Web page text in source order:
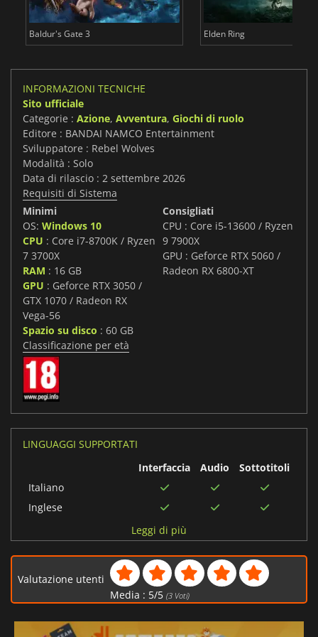
Total War WARHAMMER 3
INFORMAZIONI TECNICHE
Sito ufficiale
Categorie : Azione, Avventura, Giochi di ruolo
Editore : BANDAI NAMCO Entertainment
Sviluppatore : Rebel Wolves
Modalità : Solo
Data di rilascio : 2 settembre 2026
Requisiti di Sistema
Minimi
OS: Windows 10
CPU : Core i7-8700K / Ryzen
7 3700X
RAM : 16 GB
GPU : Geforce RTX 3050 /
GTX 1070 / Radeon RX
Vega-56
Spazio su disco : 60 GB
Consigliati
CPU : Core i5-13600 / Ryzen
9 7900X
GPU : Geforce RTX 5060 /
Radeon RX 6800-XT
Classificazione per età
LINGUAGGI SUPPORTATI
Interfaccia
Audio
Sottotitoli
Italiano
Inglese
brasiliano
Spagnolo
Ceco
Ungherese
Leggi di più
Valutazione utenti
Media : 5/5 (3Voti)